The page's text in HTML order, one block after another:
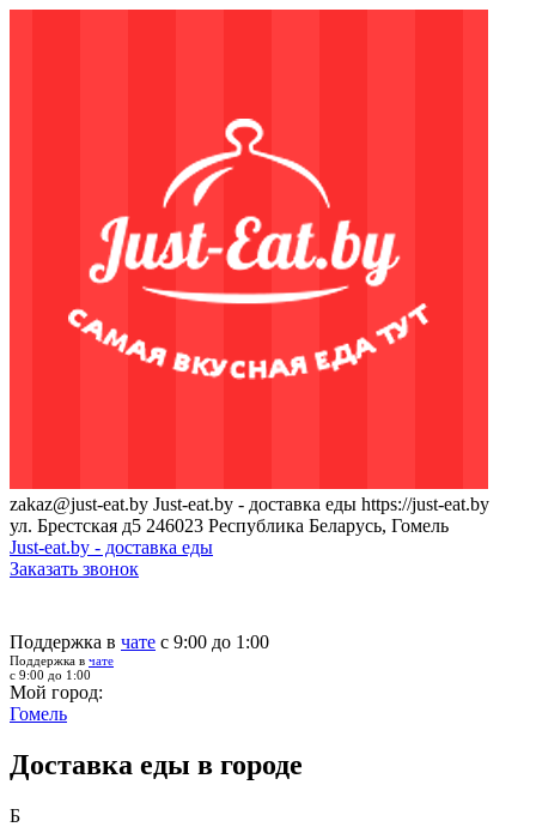
zakaz@just-eat.by Just-eat.by - доставка еды https://just-eat.by
ул. Брестская д5 246023 Республика Беларусь, Гомель
Just-eat.by - доставка еды
Заказать звонок
Поддержка в чате с 9:00 до 1:00
Поддержка в чате
с 9:00 до 1:00
Мой город:
Гомель
Доставка еды в городе
Б